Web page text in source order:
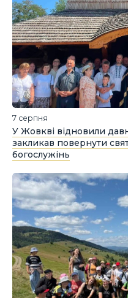
7 серпня
У Жовкві відновили
закликав повернути
богослужінь